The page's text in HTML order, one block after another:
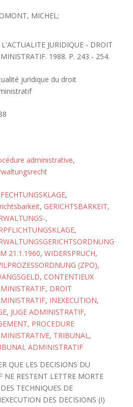
MICHEL;
JURIDIQUE - DROIT
1988. P. 243 - 254.
juridique du droit
administrative,
,
, GERICHTSBARKEIT,
,
,
21.1.1960, WIDERSPRUCH,
(ZPO),
, CONTENTIEUX
, DROIT
, INEXECUTION,
, JUGE ADMINISTRATIF,
, PROCEDURE
, TRIBUNAL,
ADMINISTRATIF
QUE LES DECISIONS DU
NE RESTENT LETTRE MORTE
TECHNIQUES DE
DES DECISIONS (I)